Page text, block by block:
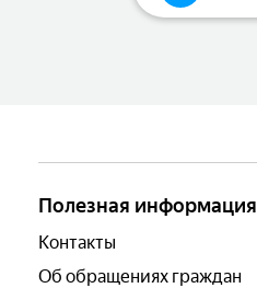
Полезная информация
Контакты
Об обращениях граждан